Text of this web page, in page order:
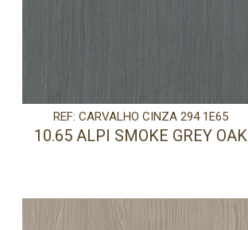
REF: CARVALHO CINZA 294 1E65
10.65 ALPI SMOKE GREY OAK